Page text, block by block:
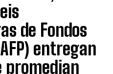
de Fondos
entregan
promedian